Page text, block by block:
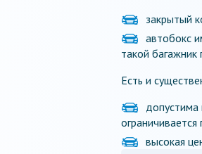
закрытый
автобокс
такой багажник
Есть и
допустима
высокая